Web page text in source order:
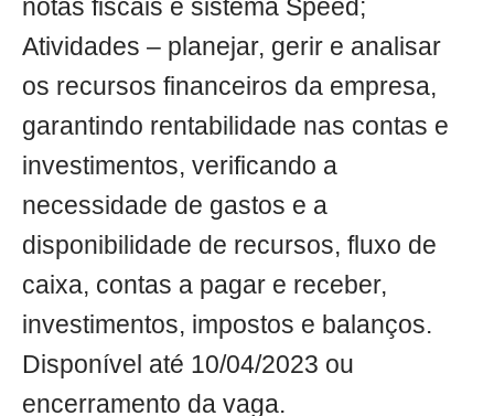
notas fiscais e sistema Speed;
Atividades – planejar, gerir e analisar
os recursos financeiros da empresa,
garantindo rentabilidade nas contas e
investimentos, verificando a
necessidade de gastos e a
disponibilidade de recursos, fluxo de
caixa, contas a pagar e receber,
investimentos, impostos e balanços.
Disponível até 10/04/2023 ou
encerramento da vaga.